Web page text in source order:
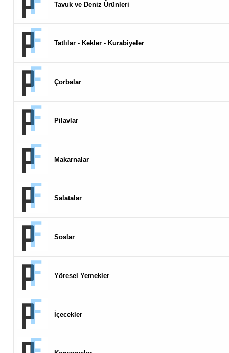
Tavuk ve Deniz Ürünleri
Tatlılar - Kekler - Kurabiyeler
Çorbalar
Pilavlar
Makarnalar
Salatalar
Soslar
Yöresel Yemekler
İçecekler